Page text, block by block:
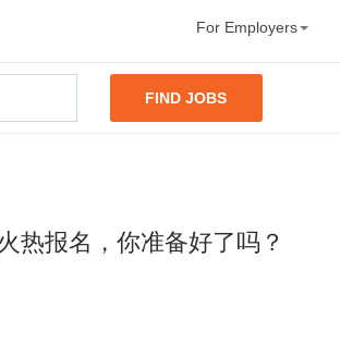
For Employers
FIND JOBS
热报名，你准备好了吗？